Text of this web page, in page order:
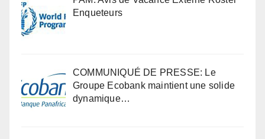
Enqueteurs
COMMUNIQUÉ DE PRESSE: Le
Groupe Ecobank maintient une solide
dynamique…